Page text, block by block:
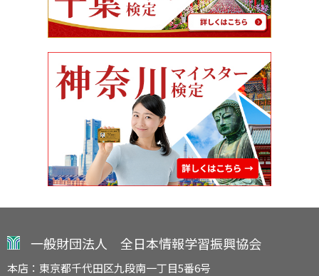
一般財団法人 全日本情報学習振興協会
本店：東京都千代田区九段南一丁目5番6号